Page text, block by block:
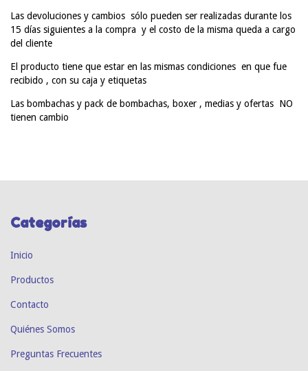
Las devoluciones y cambios sólo pueden ser realizadas durante los
15 días siguientes a la compra y el costo de la misma queda a cargo
del cliente
El producto tiene que estar en las mismas condiciones en que fue
recibido , con su caja y etiquetas
Las bombachas y pack de bombachas, boxer , medias y ofertas NO
tienen cambio
Categorías
Inicio
Productos
Contacto
Quiénes Somos
Preguntas Frecuentes